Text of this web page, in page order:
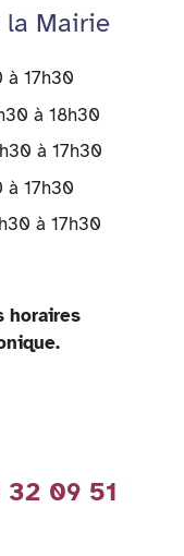
la Mairie
à 17h30
à 18h30
à 17h30
à 17h30
à 17h30
horaires
32 09 51